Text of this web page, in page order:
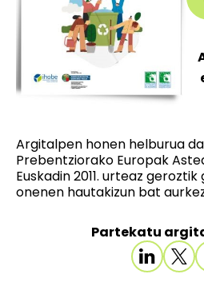
Argitalpen honen helburua
Prebentziorako Europak
Euskadin 2011. urteaz
onenen hautakizun bat
Partekatu